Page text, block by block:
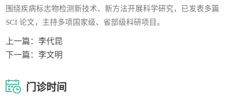
围绕疾病标志物检测新技术、新方法开展科学研究，已发表多篇
SCI 论文，主持多项国家级、省部级科研项目。
上一篇：李代昆
下一篇：李文明
门诊时间